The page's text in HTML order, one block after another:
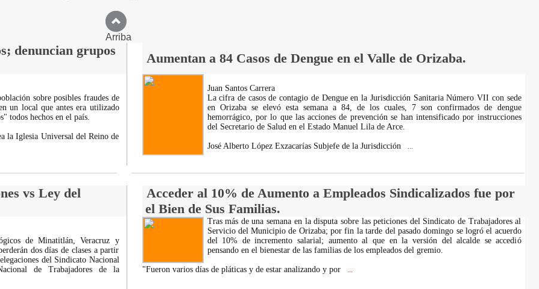
Arriba
denuncian grupos
Aumentan a 84 Casos de Dengue en el Valle de Orizaba.
sobre posibles fraudes de
un local que antes era utilizado
todos hechos en el país.
la Iglesia Universal del Reino de
Juan Santos Carrera
La cifra de casos de contagio de Dengue en la Jurisdicción Sanitaria Número VII con sede
en Orizaba se elevó esta semana a 84, de los cuales, 7 son confirmados de dengue
hemorrágico, por lo que las acciones de prevención se han intensificado por instrucciones
del Secretario de Salud en el Estado Manuel Lila de Arce.
José Alberto López Exzacarías Subjefe de la Jurisdicción
vs Ley del
Acceder al 10% de Aumento a Empleados Sindicalizados fue por
el Bien de Sus Familias.
de Minatitlán, Veracruz y
dos días de clases a partir
del Sindicato Nacional
de Trabajadores de la
Tras más de una semana en la disputa sobre las peticiones del Sindicato de Trabajadores al
Servicio del Municipio de Orizaba; por fin la tarde del pasado domingo se logró el acuerdo
del 10% de incremento salarial; aumento al que en la versión del alcalde se accedió
pensando en el bienestar de las familias de los empleados del gremio.
"Fueron varios días de pláticas y de estar analizando y por